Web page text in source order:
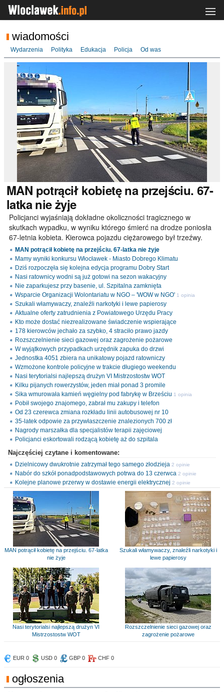
wiadomości
Wydarzenia Polityka Edukacja Policja Od was
MAN potrącił kobietę na przejściu. 67-
latka nie żyje
Policjanci wyjaśniają dokładne okoliczności tragicznego w
skutkach wypadku, w wyniku którego śmierć na drodze poniosła
67-letnia kobieta. Kierowca pojazdu ciężarowego był trzeźwy.
MAN potrącił kobietę na przejściu. 67-latka nie żyje
Mamy wyniki konkursu Włocławek - Miasto Dobrego Klimatu
Dziś rozpoczęła się kolejna edycja programu Dobry Start
Nasi ratownicy wodni są już gotowi na sezon wakacyjny
Nie zaparkujesz przy basenie, ul. Szpitalna zamknięta
Wsparcie Organizacji Wolontariatu w NGO – 'WOW w NGO' 1 opinia
Szukali włamywaczy, znaleźli narkotyki i lewe papierosy
Aktualne oferty zatrudnienia z Powiatowego Urzędu Pracy
Kto może dostać niezrealizowane świadczenie wspierające
178 kierowców jechało za szybko, 4 straciło prawo jazdy
Rozszczelnienie sieci gazowej oraz zagrożenie pożarowe
W wyjątkowych przypadkach urzędnik zapuka do drzwi
Jednostka 4051 zbiera na unikatowy pojazd ratowniczy
Wzmożone kontrole policyjne w trakcie długiego weekendu
Nasi terytorialsi najlepszą drużyn VI Mistrzostostw WOT
Kilku pijanych rowerzystów, jeden miał ponad 3 promile
Sika wmurowała kamień węgielny pod fabrykę w Brześciu 1 opinia
Pobił swojego znajomego, zabrał mu zakupy i telefon
Od 23 czerewca zmiana rozkładu linii autobusowej nr 10
35-latek odpowie za przywłaszczenie znalezionych 700 zł
Nagrody marszałka dla specjalistów terapii zajęciowej
Policjanci eskortowali rodzącą kobietę aż do szpitala
Najczęściej czytane i komentowane:
Dzielnicowy dwukrotnie zatrzymał tego samego złodzieja 2 opinie
Nabór do szkół ponadpodstawowych potrwa do 13 czerwca 2 opinie
Kolejne planowe przerwy w dostawie energii elektrycznej 2 opinie
MAN potrącił kobietę na przejściu. 67-latka
nie żyje
Szukali włamywaczy, znaleźli narkotyki i
lewe papierosy
Nasi terytorialsi najlepszą drużyn VI
Mistrzostostw WOT
Rozszczelnienie sieci gazowej oraz
zagrożenie pożarowe
EUR 0 USD 0 GBP 0 CHF 0
ogłoszenia